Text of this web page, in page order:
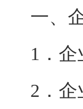
一、
1．
2．